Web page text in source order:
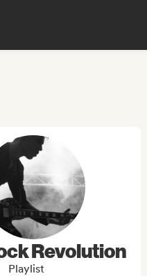
Revolution
Playlist